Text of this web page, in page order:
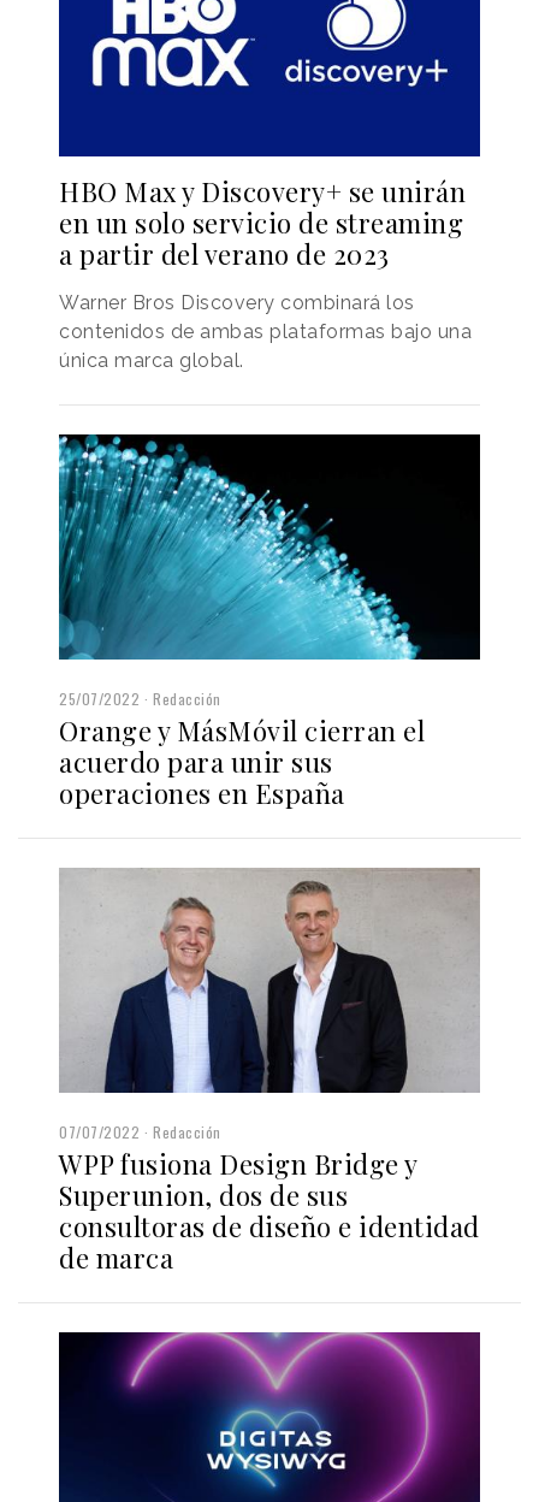
HBO Max y Discovery+ se unirán
en un solo servicio de streaming
a partir del verano de 2023
Warner Bros Discovery combinará los
contenidos de ambas plataformas bajo una
única marca global.
25/07/2022 Redacción
Orange y MásMóvil cierran el
acuerdo para unir sus
operaciones en España
07/07/2022 Redacción
WPP fusiona Design Bridge y
Superunion, dos de sus
consultoras de diseño e identidad
de marca